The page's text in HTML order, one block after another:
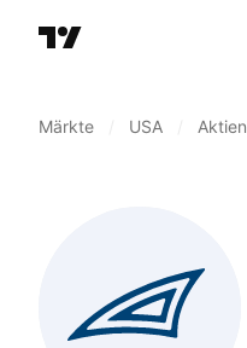
Märkte USA Aktien